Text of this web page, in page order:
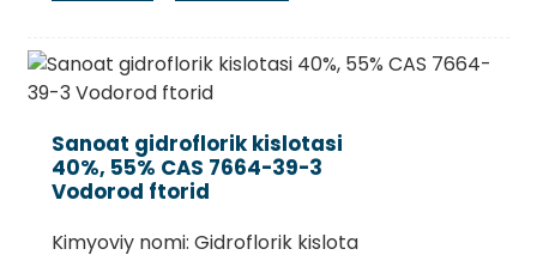
Sanoat gidroflorik kislotasi
40%, 55% CAS 7664-39-3
Vodorod ftorid
Kimyoviy nomi: Gidroflorik kislota